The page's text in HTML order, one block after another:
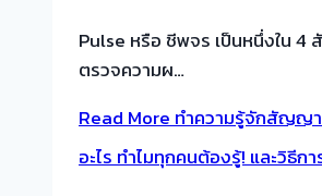
Pulse หรือ ชีพจร เป็นหนึ่งใน
ตรวจความผ…
Read More ทำความรู้จักสัญญ
อะไร ทำไมทุกคนต้องรู้! และวิ